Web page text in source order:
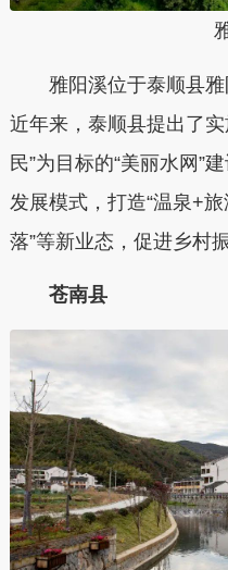
雅阳溪位于泰顺县
近年来，泰顺县提出了
民”为目标的“美丽水网”
发展模式，打造“温泉+旅
落”等新业态，促进乡村
苍南县